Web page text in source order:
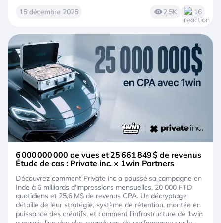
15 décembre 2025 2.5K 16
6 000 000 000 de vues et 25 661 849 $ de revenus
Étude de cas : Private inc. × 1win Partners
Découvrez comment Private inc a poussé sa campagne en
Inde à 6 milliards d'impressions mensuelles, 20 000 FTD
quotidiens et 25,6 M$ de revenus CPA. Un décryptage
détaillé de leur stratégie, système de rétention, montée en
puissance des créatifs, et comment l'infrastructure de 1win